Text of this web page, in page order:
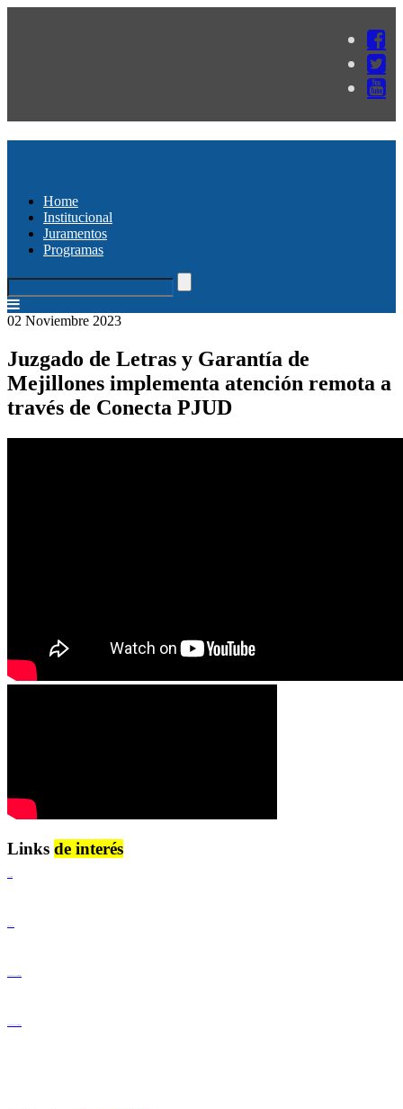
Home
Institucional
Juramentos
Programas
02 Noviembre 2023
Juzgado de Letras y Garantía de
Mejillones implementa atención remota a
través de Conecta PJUD
Links de interés